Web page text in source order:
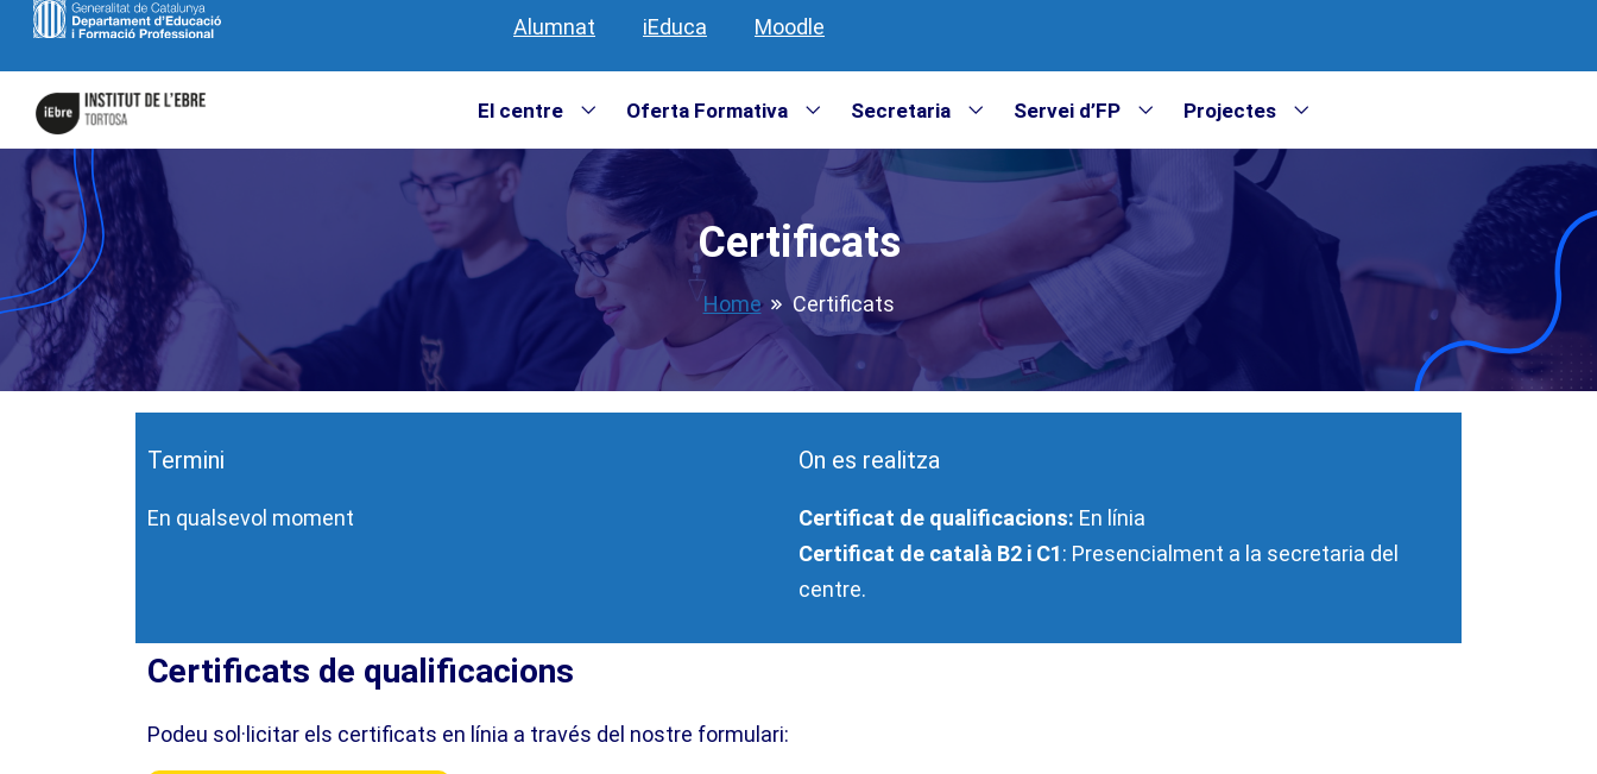
Alumnat iEduca Moodle
El centre Oferta Formativa Secretaria Servei d’FP Projectes
Certificats
Home Certificats
Termini
En qualsevol moment
On es realitza
Certificat de qualificacions: En línia
Certificat de català B2 i C1: Presencialment a la secretaria del
centre.
Certificats de qualificacions
Podeu sol·licitar els certificats en línia a través del nostre formulari: